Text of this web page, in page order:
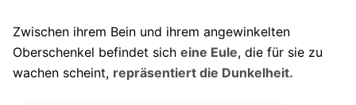
Zwischen ihrem Bein und ihrem angewinkelten
Oberschenkel befindet sich eine Eule, die für sie zu
wachen scheint, repräsentiert die Dunkelheit.